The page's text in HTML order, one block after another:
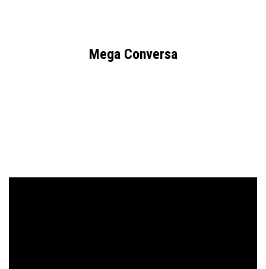
Mega Conversa